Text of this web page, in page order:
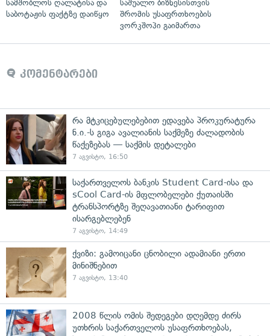
სამშობლოს ღალატისა და
საბოტაჟის ფაქტზე დაიწყო
საშუალო ბიზნესისთვის
შრომის უსაფრთხოების
ვორკშოპი გაიმართა
კომენტარები
რა მტკიცებულებებით ედავება პროკურატურა
ნ.ი.-ს გიგა ავალიანის საქმეზე ძალადობის
წაქეზებას — საქმის დეტალები
7 აგვისტო, 16:50
საქართველოს ბანკის Student Card-ისა და
sCool Card-ის მფლობელები ქუთაისში
ტრანსპორტზე შეღავათიანი ტარიფით
ისარგებლებენ
7 აგვისტო, 14:49
ქვიზი: გამოიცანი ცნობილი ადამიანი ერთი
მინიშნებით
7 აგვისტო, 13:40
2008 წლის ომის შედეგები დღემდე ძირს
უთხრის საქართველოს უსაფრთხოებას,